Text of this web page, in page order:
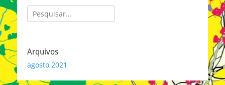
Pesquisar
por:
Arquivos
agosto 2021